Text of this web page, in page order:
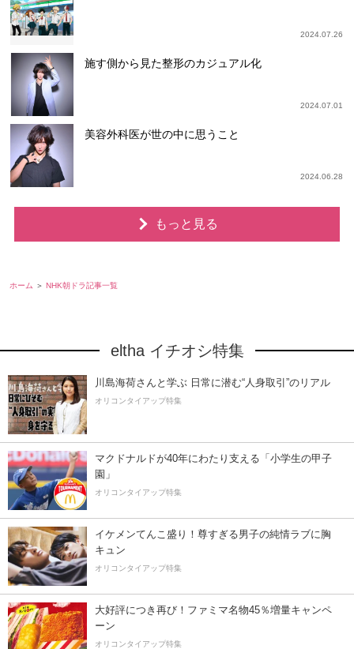
2024.07.26
施す側から見た整形のカジュアル化
2024.07.01
美容外科医が世の中に思うこと
2024.06.28
もっと見る
ホーム NHK朝ドラ記事一覧
eltha イチオシ特集
川島海荷さんと学ぶ 日常に潜む“人身取引”のリアル
オリコンタイアップ特集
マクドナルドが40年にわたり支える「小学生の甲子
園」
オリコンタイアップ特集
イケメンてんこ盛り！尊すぎる男子の純情ラブに胸
キュン
オリコンタイアップ特集
大好評につき再び！ファミマ名物45％増量キャンペ
ーン
オリコンタイアップ特集